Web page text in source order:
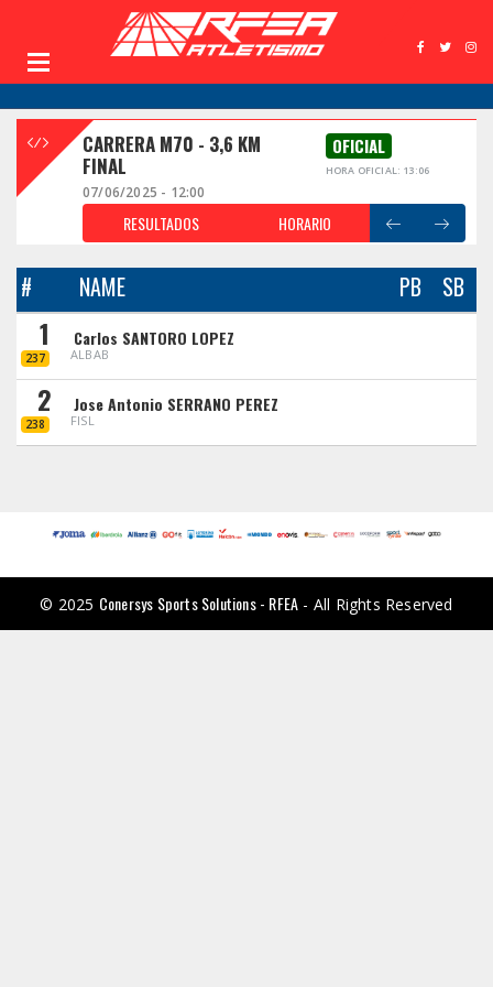
CARRERA M70 - 3,6 KM
FINAL
OFICIAL
HORA OFICIAL: 13:06
07/06/2025 - 12:00
RESULTADOS HORARIO
# NAME PB SB
1
237
Carlos SANTORO LOPEZ
ALBAB
2
238
Jose Antonio SERRANO PEREZ
FISL
© 2025 Conersys Sports Solutions - RFEA - All Rights Reserved